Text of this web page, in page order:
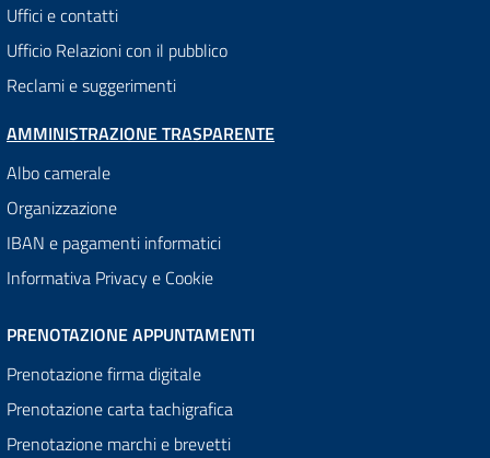
Uffici e contatti
Ufficio Relazioni con il pubblico
Reclami e suggerimenti
AMMINISTRAZIONE TRASPARENTE
Albo camerale
Organizzazione
IBAN e pagamenti informatici
Informativa Privacy e Cookie
PRENOTAZIONE APPUNTAMENTI
Prenotazione firma digitale
Prenotazione carta tachigrafica
Prenotazione marchi e brevetti